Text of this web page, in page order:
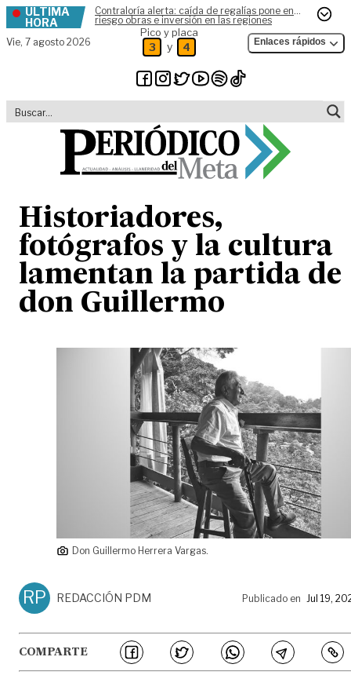
Skip to content
ÚLTIMA
HORA
Contraloría alerta: caída de regalías pone en
riesgo obras e inversión en las regiones
Vie, 7 agosto 2026
Pico y placa
3 y 4 Enlaces rápidos
Historiadores,
fotógrafos y la cultura
lamentan la partida de
don Guillermo
Don Guillermo Herrera Vargas.
RP REDACCIÓN PDM Publicado en Jul 19,
COMPARTE